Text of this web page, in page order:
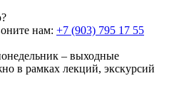
нам: +7 (903) 795 17 55
– выходные
в рамках лекций, экскурсий